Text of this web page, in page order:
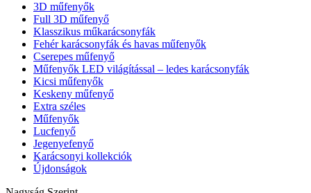
3D műfenyők
Full 3D műfenyő
Klasszikus műkarácsonyfák
Fehér karácsonyfák és havas műfenyők
Cserepes műfenyő
Műfenyők LED világítással – ledes karácsonyfák
Kicsi műfenyők
Keskeny műfenyő
Extra széles
Műfenyők
Lucfenyő
Jegenyefenyő
Karácsonyi kollekciók
Újdonságok